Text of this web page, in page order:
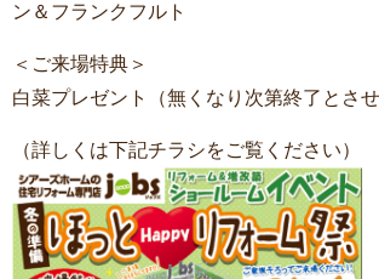
ン＆フランクフルト
＜ご来場特典＞
白菜プレゼント（無くなり次第終了とさせ
（詳しくは下記チラシをご覧ください）